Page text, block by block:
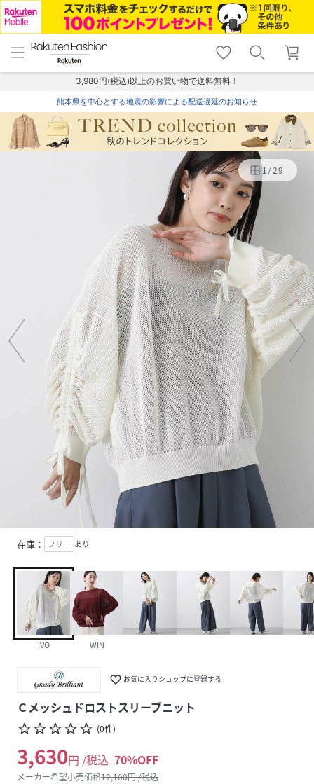
menu home
トップ
shopping_cart lock_outline
ログイン
3,980円(税込)以上のお買い物で送料無料！
熊本県を中心とする地震の影響による配送遅延のお知らせ
1/29
在庫： フリー あり
IVO WIN
favorite_border お気に入りショップに登録する
Ｃメッシュドロストスリーブニット
star_borderstar_borderstar_borderstar_borderstar_border (0件)
3,630円 /税込 70%OFF
メーカー希望小売価格12,100円 /税込